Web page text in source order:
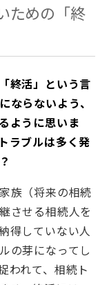
ための「終
終活」という言
ならないよう、
ように思いま
ラブルは多く発
族（将来の相続
させる相続人を
得していない人
の芽になってし
われて、相続ト